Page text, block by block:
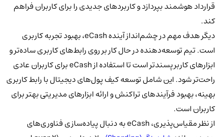
قرارداد هوشمند بپردازد و کاربردهای جدیدی را برای کاربران فراهم
کند.
دیگر هدف مهم در چشم‌انداز آینده eCash، بهبود تجربه کاربری
است. تیم توسعه‌دهنده در حال کار بر روی رابط‌های کاربری ساده‌تر و
ابزارهای کاربرپسندتر است تا استفاده از eCash برای کاربران عادی
راحت‌تر شود. این شامل توسعه کیف پول‌های دیجیتال با رابط کاربری
بهینه، بهبود فرآیندهای تراکنش و ارائه ابزارهای مدیریتی بهتر برای
کاربران است.
از نظر مقیاس‌پذیری، eCash به دنبال پیاده‌سازی فناوری‌های